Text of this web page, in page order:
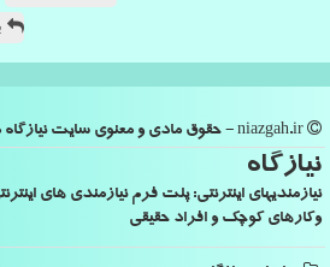
نیازگاه
نیازمندیهای اینترنتی: پلت فرم نیازمندی های
وکارهای کوچک و افراد حقیقی